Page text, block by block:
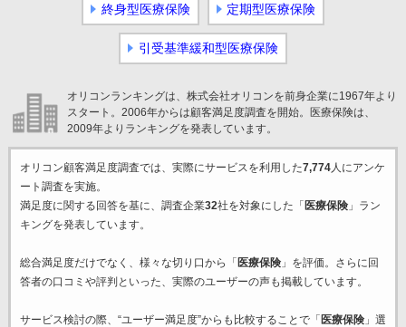
終身型医療保険 定期型医療保険
引受基準緩和型医療保険
オリコンランキングは、株式会社オリコンを前身企業に1967年より
スタート。2006年からは顧客満足度調査を開始。医療保険は、
2009年よりランキングを発表しています。
オリコン顧客満足度調査では、実際にサービスを利用した7,774人にアンケ
ート調査を実施。
満足度に関する回答を基に、調査企業32社を対象にした「 医療保険」ラン
キングを発表しています。
総合満足度だけでなく、様々な切り口から「 医療保険」を評価。さらに回
答者の口コミや評判といった、実際のユーザーの声も掲載しています。
サービス検討の際、“ユーザー満足度”からも比較することで「 医療保険」選